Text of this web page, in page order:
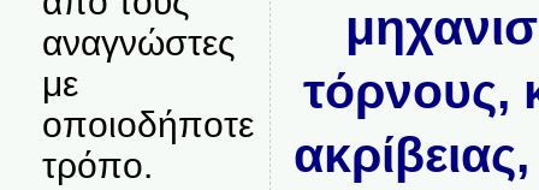
αναγνώστες
με
οποιοδήποτε
τρόπο.
τόρνους,